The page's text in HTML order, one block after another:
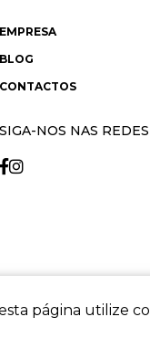
página utilize
EMPRESA
BLOG
CONTACTOS
SIGA-NOS NAS
critec